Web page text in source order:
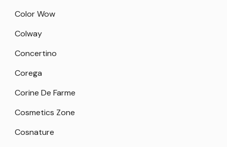
Color Wow
Colway
Concertino
Corega
Corine De Farme
Cosmetics Zone
Cosnature